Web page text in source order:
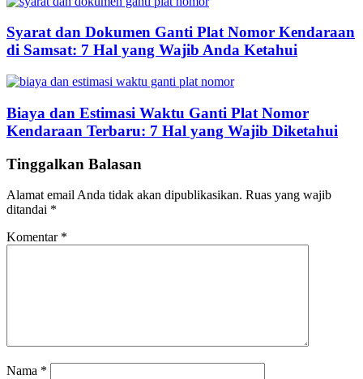
Syarat dan Dokumen Ganti Plat Nomor Kendaraan
di Samsat: 7 Hal yang Wajib Anda Ketahui
Biaya dan Estimasi Waktu Ganti Plat Nomor
Kendaraan Terbaru: 7 Hal yang Wajib Diketahui
Tinggalkan Balasan
Alamat email Anda tidak akan dipublikasikan. Ruas yang wajib
ditandai *
Komentar *
Nama *